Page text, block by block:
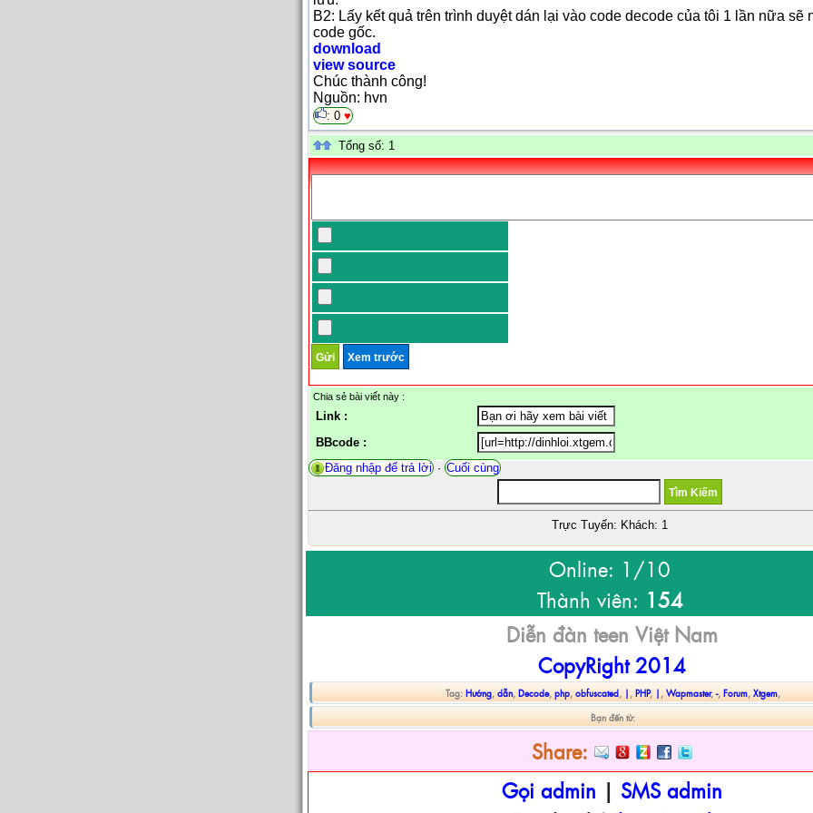
B2: Lấy kết quả trên trình duyệt dán lại vào code decode của tôi 1 lần nữa sẽ
code gốc.
download
view source
Chúc thành công!
Nguồn: hvn
: 0 ♥
Tổng số: 1
Chia sẻ bài viết này :
Link :
BBcode :
Đăng nhập để trả lời· Cuối cùng
Trực Tuyến: Khách: 1
Online: 1/10
Thành viên: 154
Diễn đàn teen Việt Nam
CopyRight 2014
Tag:Hướng,dẫn,Decode,php,obfuscated,|,PHP,|,Wapmaster,-,Forum,Xtgem,
Bạn đến từ:
Share:
Gọi admin | SMS admin